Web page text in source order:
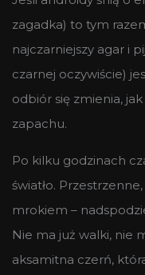
zagadka) to tym
najczarniejszy agar i
czarnej oczywiście)
odbiór się zmienia,
zapachu.
Po kilku godzinach
światło.
mrokiem –
Nie ma już walki, nie
aksamitna czerń,